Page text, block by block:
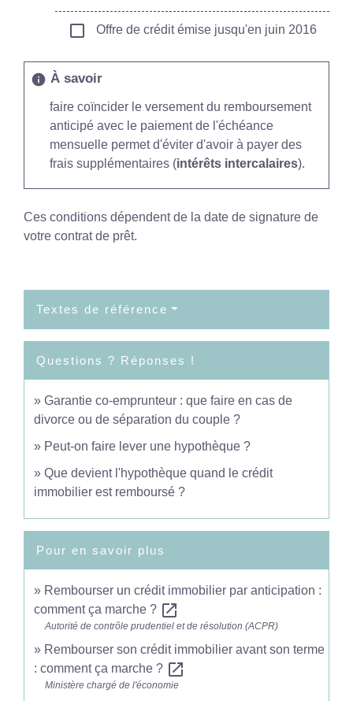
check_box_outline_blank Offre de crédit émise jusqu'en juin 2016
info À savoir
faire coïncider le versement du remboursement
anticipé avec le paiement de l'échéance
mensuelle permet d'éviter d'avoir à payer des
frais supplémentaires (intérêts intercalaires).
Ces conditions dépendent de la date de signature de
votre contrat de prêt.
Textes de référence
Questions ? Réponses !
Garantie co-emprunteur : que faire en cas de
divorce ou de séparation du couple ?
Peut-on faire lever une hypothèque ?
Que devient l'hypothèque quand le crédit
immobilier est remboursé ?
Pour en savoir plus
Rembourser un crédit immobilier par anticipation :
comment ça marche ? open_in_new
Autorité de contrôle prudentiel et de résolution (ACPR)
Rembourser son crédit immobilier avant son terme
: comment ça marche ? open_in_new
Ministère chargé de l'économie